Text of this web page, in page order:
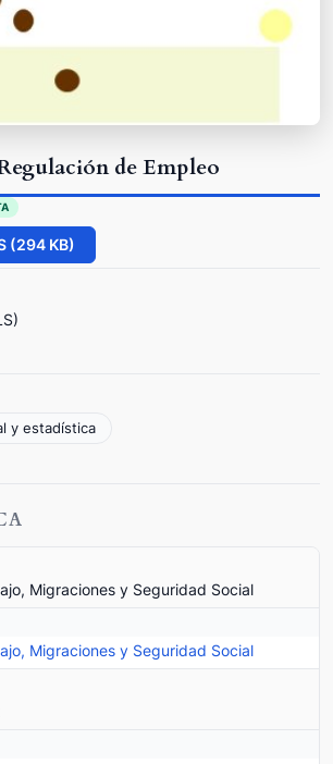
de Empleo
(294 KB)
y estadística
Migraciones y Seguridad Social
Migraciones y Seguridad Social